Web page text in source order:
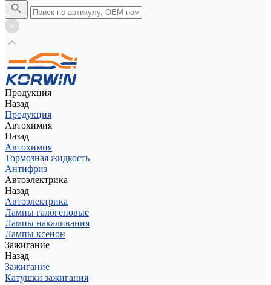
Продукция
Назад
Продукция
Автохимия
Назад
Автохимия
Тормозная жидкость
Антифриз
Автоэлектрика
Назад
Автоэлектрика
Лампы галогеновые
Лампы накаливания
Лампы ксенон
Зажигание
Назад
Зажигание
Катушки зажигания